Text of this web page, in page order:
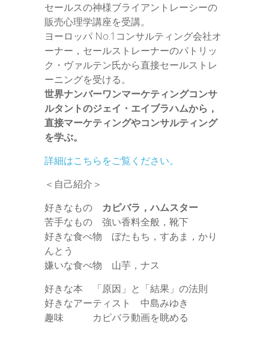
セールスの神様ブライアントレーシーの
販売心理学講座を受講。
ヨーロッパ No.1コンサルティング会社オ
ーナー，セールストレーナーのパトリッ
ク・ヴァルテン氏から直接セールストレ
ーニングを受ける。
世界ナンバーワンマーケティングコンサ
ルタントのジェイ・エイブラハムから，
直接マーケティングやコンサルティング
を学ぶ。
詳細はこちらをご覧ください。
＜自己紹介＞
好きなもの カピバラ，ハムスター
苦手なもの 強い香料全般，靴下
好きな食べ物 ぼたもち，すあま，かり
んとう
嫌いな食べ物 山芋，ナス
好きな本 「原因」と「結果」の法則
好きなアーティスト 中島みゆき
趣味 カピバラ動画を眺める